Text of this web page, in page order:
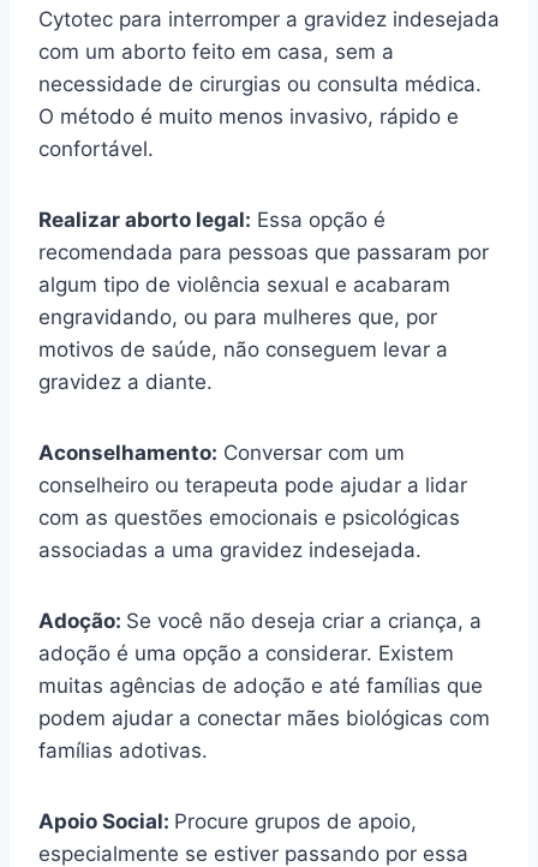
Cytotec para interromper a gravidez indesejada
com um aborto feito em casa, sem a
necessidade de cirurgias ou consulta médica.
O método é muito menos invasivo, rápido e
confortável.
Realizar aborto legal: Essa opção é
recomendada para pessoas que passaram por
algum tipo de violência sexual e acabaram
engravidando, ou para mulheres que, por
motivos de saúde, não conseguem levar a
gravidez a diante.
Aconselhamento: Conversar com um
conselheiro ou terapeuta pode ajudar a lidar
com as questões emocionais e psicológicas
associadas a uma gravidez indesejada.
Adoção: Se você não deseja criar a criança, a
adoção é uma opção a considerar. Existem
muitas agências de adoção e até famílias que
podem ajudar a conectar mães biológicas com
famílias adotivas.
Apoio Social: Procure grupos de apoio,
especialmente se estiver passando por essa